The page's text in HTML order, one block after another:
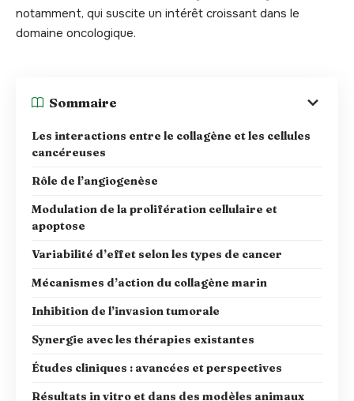
notamment, qui suscite un intérêt croissant dans le
domaine oncologique.
Sommaire
Les interactions entre le collagène et les cellules
cancéreuses
Rôle de l’angiogenèse
Modulation de la prolifération cellulaire et
apoptose
Variabilité d’effet selon les types de cancer
Mécanismes d’action du collagène marin
Inhibition de l’invasion tumorale
Synergie avec les thérapies existantes
Études cliniques : avancées et perspectives
Résultats in vitro et dans des modèles animaux